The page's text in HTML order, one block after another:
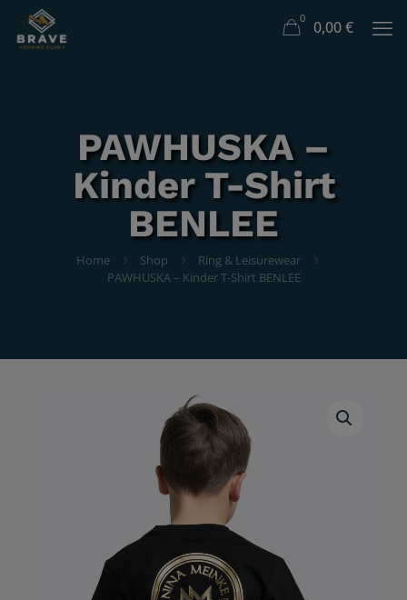
0 0,00€
PAWHUSKA –
Kinder T-Shirt
BENLEE
Home Shop
Ring & Leisurewear
PAWHUSKA – Kinder T-Shirt BENLEE